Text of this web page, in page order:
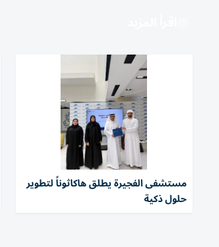
مستشفى الفجيرة يطلق هاكاثوناً لتطوير
حلول ذكية